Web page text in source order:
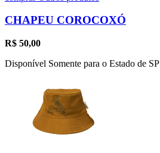
CHAPEU COROCOXÓ
R$ 50,00
Disponível Somente para o Estado de SP